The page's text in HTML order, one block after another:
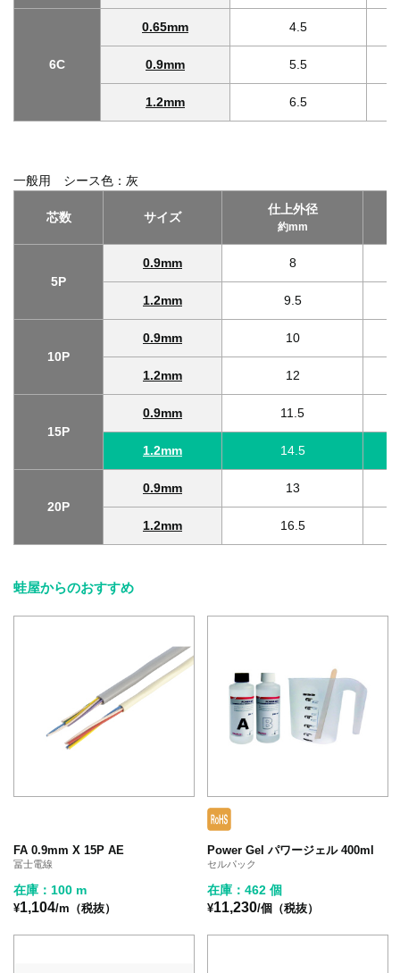
6C
0.65mm 4.5
0.9mm 5.5
1.2mm 6.5
一般用 シース色：灰
芯数 サイズ
仕上外径
約mm
5P
0.9mm 8
1.2mm 9.5
10P
0.9mm 10
1.2mm 12
15P
0.9mm 11.5
1.2mm 14.5
20P
0.9mm 13
1.2mm 16.5
蛙屋からのおすすめ
FA 0.9mm X 15P AE
冨士電線
在庫：100 m
¥1,104/m（税抜）
Power Gel パワージェル 400ml
セルパック
在庫：462 個
¥11,230/個（税抜）